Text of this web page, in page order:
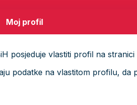
Moj profil
posjeduje vlastiti profil na stranici
podatke na vlastitom profilu, da